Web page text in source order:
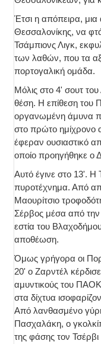
Έτσι η απόπειρα,
Θεσσαλονίκης, να
Τσάμπιονς Λιγκ,
των λαθών, που τα
πορτογαλική ομάδα.
Μόλις στο 4' σουτ
θέση. Η επίθεση του
οργανωμένη άμυνα
στο πρώτο ημίχρονο
έφεραν ουσιαστικό
οποίο προηγήθηκε ο
Αυτό έγινε στο 13'.
πυροτέχνημα. Από
Μαουρίτσιο
Σέρβος μέσα από
εστία του
αποθέωση.
Όμως γρήγορα οι
20' ο Ζαρντέλ
αμυντικούς του
στα δίχτυα
Από λανθασμένο
Πασχαλάκη, ο
της φάσης τον